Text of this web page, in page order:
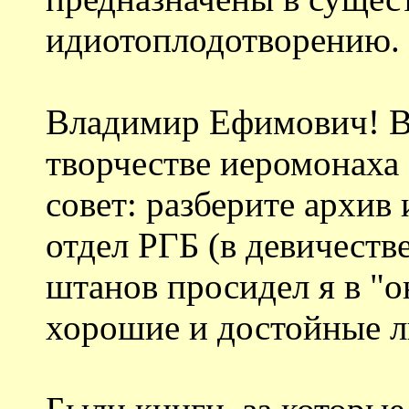
идиотоплодотворению.
Владимир Ефимович!
творчестве
совет: разберите
отдел РГБ (в
штанов просидел я в
хорошие и достойные